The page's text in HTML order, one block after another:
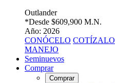
Outlander
*Desde $609,900 M.N.
Año: 2026
CONÓCELO COTÍZALO
MANEJO
Seminuevos
Comprar
Comprar